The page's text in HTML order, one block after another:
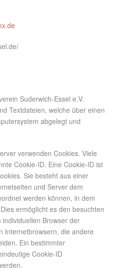
Suderwich-Essel e.V.
Textdateien, welche über einen
abgelegt und
verwenden Cookies. Viele
Cookie-ID. Eine Cookie-ID ist
Sie besteht aus einer
und Server dem
werden können, in dem
ermöglicht es den besuchten
Browser der
Internetbrowsern, die andere
Ein bestimmter
Cookie-ID